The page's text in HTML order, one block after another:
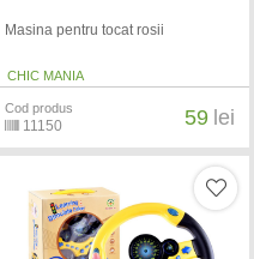
Masina pentru tocat rosii
CHIC MANIA
Cod produs
11150 59 lei